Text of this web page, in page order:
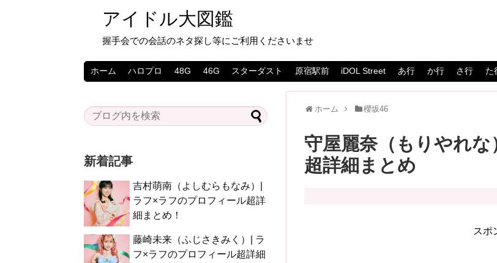
アイドル大図鑑
握手会での会話のネタ探し等にご利用くださいませ
ホーム ハロプロ 48G 46G スターダスト 原宿駅前 iDOL Street あ行 か行 さ行 た
ホーム 櫻坂46
守屋麗奈（もりやれ
超詳細まとめ
スポ
新着記事
吉村萌南（よしむらもなみ）|
ラフ×ラフのプロフィール超詳
細まとめ！
藤崎未来（ふじさきみく）| ラ
フ×ラフのプロフィール超詳細